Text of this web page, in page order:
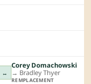
↔
Corey Domachowski
→︎ Bradley Thyer
REMPLACEMENT